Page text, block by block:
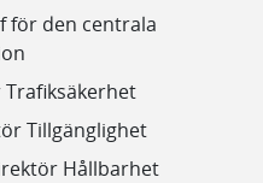
för den centrala
Tillgänglighet
Hållbarhet